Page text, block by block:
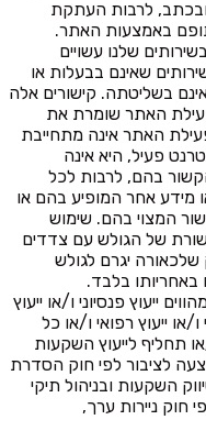
לרבות העתקת
באמצעות האתר.
שלנו עשויים
שאינם בבעלות או
בשליטתה. קישורים אלה
האתר שומרת את
האתר אינה מתחייבת
פעיל, היא אינה
בהם, לרבות לכל
מידע אחר המופיע בהם או
המצוי בהם. שימוש
של הגולש עם צדדים
יגרם לגולש
בלבד.
ייעוץ פנסיוני ו/או ייעוץ
או ייעוץ רפואי ו/או כל
תחליף לייעוץ השקעות
לציבור לפי חוק הסדרת
השקעות ובניהול תיקי
תשנ"ה-1995, ולפי חוק ניירות ערך,